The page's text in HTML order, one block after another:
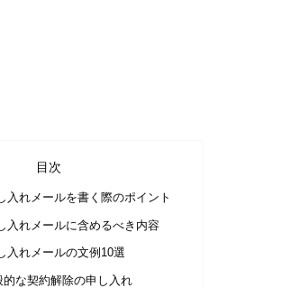
目次
入れメールを書く際のポイント
入れメールに含めるべき内容
入れメールの文例10選
的な契約解除の申し入れ